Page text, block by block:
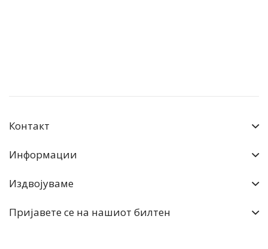
Контакт
Информации
Издвојуваме
Пријавете се на нашиот билтен